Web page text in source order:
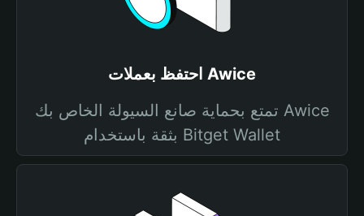
احتفظ بعملات Awice
تمتع بحماية صانع السيولة الخاص بك Awice
بثقة باستخدام Bitget Wallet